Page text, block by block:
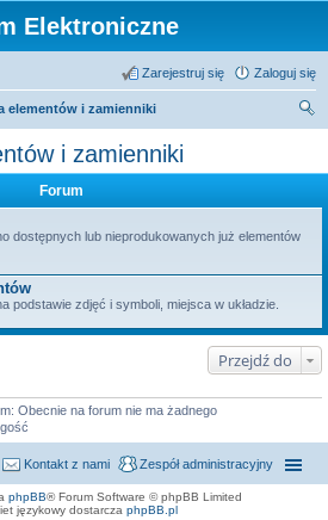
Elektroniczne
Zaloguj się
Zarejestruj się
elementów i zamienniki
i zamienniki
Forum
dostępnych lub nieprodukowanych już elementów
podstawie zdjęć i symboli, miejsca w układzie.
Przejdź do
Obecnie na forum nie ma żadnego
Zespół administracyjny
Kontakt z nami
phpBB® Forum Software © phpBB Limited
językowy dostarcza phpBB.pl